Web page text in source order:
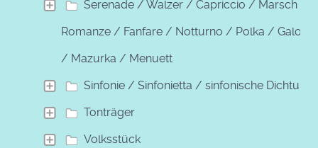
Serenade / Walzer / Capriccio / Marsch /
Romanze / Fanfare / Notturno / Polka / Galopp
/ Mazurka / Menuett
Sinfonie / Sinfonietta / sinfonische Dichtung
Tonträger
Volksstück